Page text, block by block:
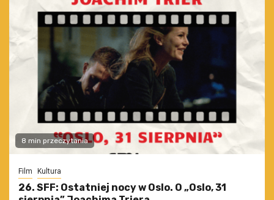
8 min przeczytania
Film Kultura
26. SFF: Ostatniej nocy w Oslo. O „Oslo, 31